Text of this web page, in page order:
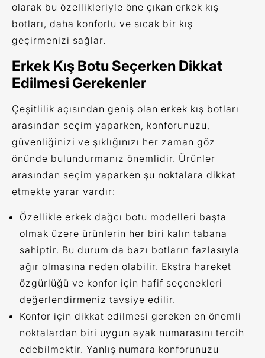
olarak bu özellikleriyle öne çıkan erkek kış
botları, daha konforlu ve sıcak bir kış
geçirmenizi sağlar.
Erkek Kış Botu Seçerken Dikkat
Edilmesi Gerekenler
Çeşitlilik açısından geniş olan erkek kış botları
arasından seçim yaparken, konforunuzu,
güvenliğinizi ve şıklığınızı her zaman göz
önünde bulundurmanız önemlidir. Ürünler
arasından seçim yaparken şu noktalara dikkat
etmekte yarar vardır:
Özellikle erkek dağcı botu modelleri başta
olmak üzere ürünlerin her biri kalın tabana
sahiptir. Bu durum da bazı botların fazlasıyla
ağır olmasına neden olabilir. Ekstra hareket
özgürlüğü ve konfor için hafif seçenekleri
değerlendirmeniz tavsiye edilir.
Konfor için dikkat edilmesi gereken en önemli
noktalardan biri uygun ayak numarasını tercih
edebilmektir. Yanlış numara konforunuzu